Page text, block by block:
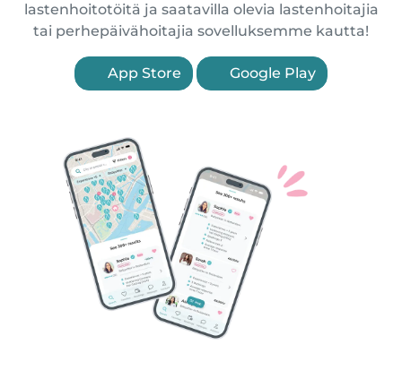
lastenhoitotöitä ja saatavilla olevia lastenhoitajia
tai perhepäivähoitajia sovelluksemme kautta!
App Store Google Play